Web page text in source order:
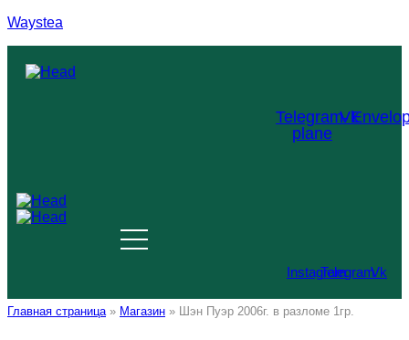
Waystea
Telegram-
plane
Vk
InstagramTelegramVk
Главная страница» Магазин » Шэн Пуэр 2006г. в разломе 1гр.